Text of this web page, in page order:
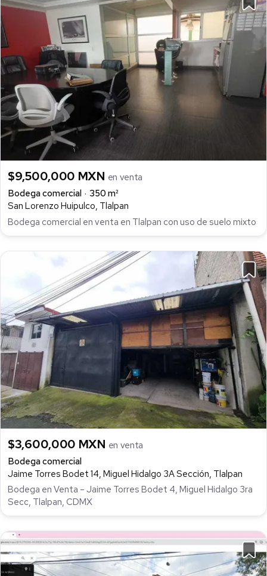
$9,500,000 MXN en venta
Bodega comercial
350 m²
San Lorenzo Huipulco, Tlalpan
Bodega comercial en venta en Tlalpan con uso de suelo mixto
$3,600,000 MXN en venta
Bodega comercial
Jaime Torres Bodet 14, Miguel Hidalgo 3A Sección, Tlalpan
Bodega en Venta – Jaime Torres Bodet 4, Miguel Hidalgo 3ra
Secc, Tlalpan, CDMX